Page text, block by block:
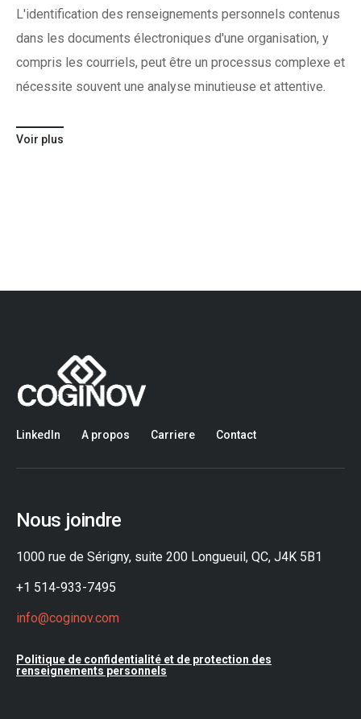
L'identification des renseignements personnels contenus
dans les documents électroniques d'une organisation, y
compris les courriels, peut être un processus complexe et
nécessite souvent une analyse minutieuse et attentive.
Voir plus
LinkedIn A propos Carriere Contact
Nous joindre
1000 rue de Sérigny, suite 200 Longueuil, QC, J4K 5B1
+1 514-933-7495
info@coginov.com
Politique de confidentialité et de protection des
renseignements personnels